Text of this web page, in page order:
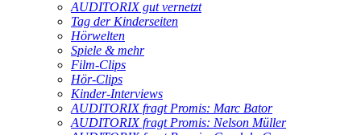
AUDITORIX gut vernetzt
Tag der Kinderseiten
Hörwelten
Spiele & mehr
Film-Clips
Hör-Clips
Kinder-Interviews
AUDITORIX fragt Promis: Marc Bator
AUDITORIX fragt Promis: Nelson Müller